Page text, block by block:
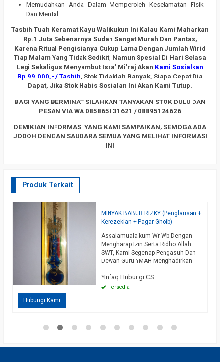
Memudahkan Anda Dalam Memperoleh Keselamatan Fisik
Dan Mental
Tasbih Tuah Keramat Kayu Walikukun Ini Kalau Kami Maharkan
Rp.1 Juta Sebenarnya Sudah Sangat Murah Dan Pantas,
Karena Ritual Pengisianya Cukup Lama Dengan Jumlah Wirid
Tiap Malam Yang Tidak Sedikit, Namun Spesial Di Hari Selasa
Legi Sekaligus Menyambut Isra’ Mi’raj Akan Kami Sosialkan
Rp.99.000,- / Tasbih, Stok Tidaklah Banyak, Siapa Cepat Dia
Dapat, Jika Stok Habis Sosialan Ini Akan Kami Tutup.
BAGI YANG BERMINAT SILAHKAN TANYAKAN STOK DULU DAN
PESAN VIA WA 085865131621 / 08895124626
DEMIKIAN INFORMASI YANG KAMI SAMPAIKAN, SEMOGA ADA
JODOH DENGAN SAUDARA SEMUA YANG MELIHAT INFORMASI
INI
Produk Terkait
MINYAK BABUR RIZKY (Penglarisan +
Kerezekian + Pagar Ghoib)
Assalamualaikum Wr Wb Dengan
Mengharap Izin Serta Ridho Allah
SWT, Kami Segenap Pengasuh Dan
Dewan Guru YMAH Menghadirkan
Penglarisan, Kerezekian Dan Pagar
Ghoib Dengan Tingkatan Sepuh /
BABUR RIZKY, Mungkin Anda Mulai…
*Infaq Hubungi CS
Tersedia
Hubungi Kami